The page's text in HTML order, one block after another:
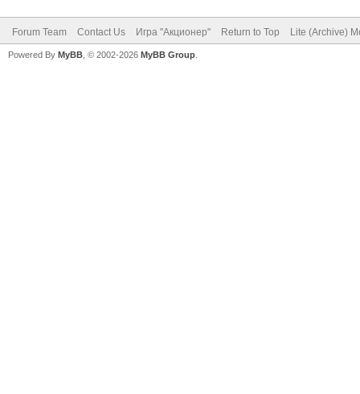
Forum Team Contact Us Игра "Акционер" Return to Top Lite (Archive)
Powered By MyBB , © 2002-2026 MyBB Group